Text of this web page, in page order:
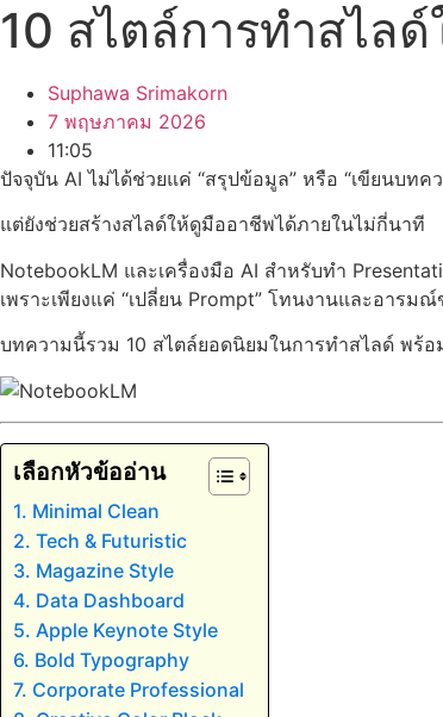
10 สไตล์การทำสไล
Suphawa Srimakorn
7 พฤษภาคม 2026
11:05
ปัจจุบัน AI ไม่ได้ช่วยแค่ “สรุปข้อมูล” หรือ “เขียนบทค
แต่ยังช่วยสร้างสไลด์ให้ดูมืออาชีพได้ภายในไม่กี่นาที
NotebookLM และเครื่องมือ AI สำหรับทำ
เพราะเพียงแค่ “เปลี่ยน Prompt” โทนงานและอารม
บทความนี้รวม 10 สไตล์ยอดนิยมในการทำสไลด์ พร้
เลือกหัวข้ออ่าน
1. Minimal Clean
2. Tech & Futuristic
3. Magazine Style
4. Data Dashboard
5. Apple Keynote Style
6. Bold Typography
7. Corporate Professional